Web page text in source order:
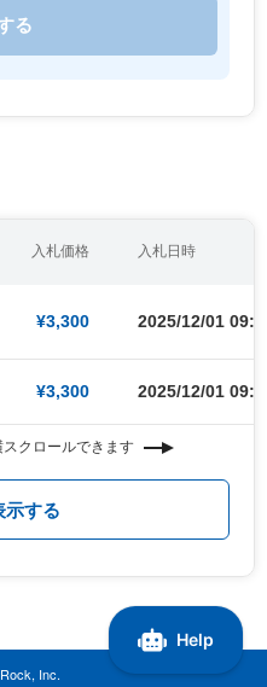
入札価格 入札日時
¥3,300 2025/12/01
¥3,300 2025/12/01
クロールできます
示する
Inc.